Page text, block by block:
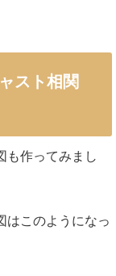
スト相関
も作ってみまし
はこのようになっ